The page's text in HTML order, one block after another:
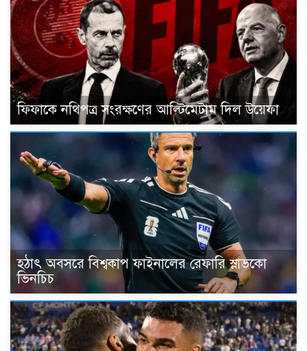
ফিফাকে নথিপত্র সংরক্ষণের আল্টিমেটাম দিল উয়েফা
হঠাৎ অবসরে বিশ্বকাপ ফাইনালের রেফারি স্লাভকো
ভিনচিচ